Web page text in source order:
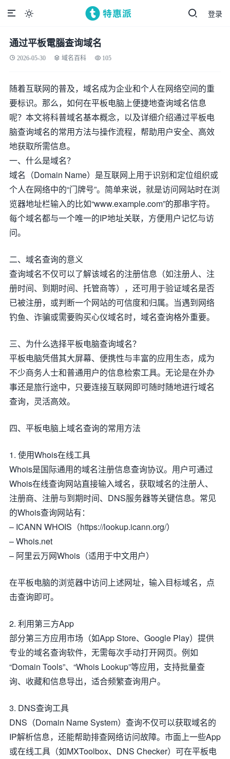
登录

通过平板電腦查询域名
2026-05-30 域名百科 105
随着互联网的普及，域名成为企业和个人在网络空间的重
要标识。那么，如何在平板电脑上便捷地查询域名信息
呢？本文将科普域名基本概念，以及详细介绍通过平板电
脑查询域名的常用方法与操作流程，帮助用户安全、高效
地获取所需信息。
一、什么是域名？
域名（Domain Name）是互联网上用于识别和定位组织或
个人在网络中的“门牌号”。简单来说，就是访问网站时在浏
览器地址栏输入的比如“www.example.com”的那串字符。
每个域名都与一个唯一的IP地址关联，方便用户记忆与访
问。
二、域名查询的意义
查询域名不仅可以了解该域名的注册信息（如注册人、注
册时间、到期时间、托管商等），还可用于验证域名是否
已被注册，或判断一个网站的可信度和归属。当遇到网络
钓鱼、诈骗或需要购买心仪域名时，域名查询格外重要。
三、为什么选择平板电脑查询域名？
平板电脑凭借其大屏幕、便携性与丰富的应用生态，成为
不少商务人士和普通用户的信息检索工具。无论是在外办
事还是旅行途中，只要连接互联网即可随时随地进行域名
查询，灵活高效。
四、平板电脑上域名查询的常用方法
1. 使用Whois在线工具
Whois是国际通用的域名注册信息查询协议。用户可通过
Whois在线查询网站直接输入域名，获取域名的注册人、
注册商、注册与到期时间、DNS服务器等关键信息。常见
的Whois查询网站有：
– ICANN WHOIS（https://lookup.icann.org/）
– Whois.net
– 阿里云万网Whois（适用于中文用户）
在平板电脑的浏览器中访问上述网址，输入目标域名，点
击查询即可。
2. 利用第三方App
部分第三方应用市场（如App Store、Google Play）提供
专业的域名查询软件，无需每次手动打开网页。例如
“Domain Tools”、“Whois Lookup”等应用，支持批量查
询、收藏和信息导出，适合频繁查询用户。
3. DNS查询工具
DNS（Domain Name System）查询不仅可以获取域名的
IP解析信息，还能帮助排查网络访问故障。市面上一些App
或在线工具（如MXToolbox、DNS Checker）可在平板电